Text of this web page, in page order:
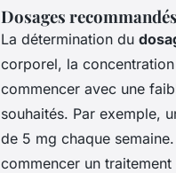
Dosages
La détermination du
corporel, la
commencer avec une
souhaités. Par exemple,
de 5 mg chaque
commencer un